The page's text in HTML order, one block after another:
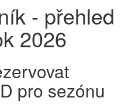
- přehled
2026
pro sezónu